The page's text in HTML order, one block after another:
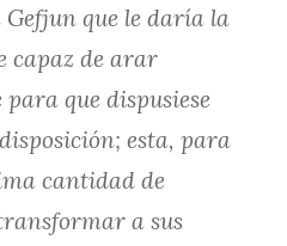
que le daría la
capaz de arar
que dispusiese
esta, para
cantidad de
a sus